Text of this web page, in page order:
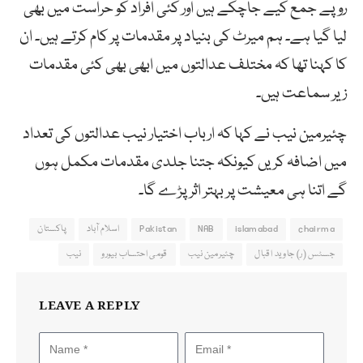
روپے جمع کیے جاچکے ہیں اور کئی افراد کو حراست میں بھی
لیا گیا ہے۔ ہم میرٹ کی بنیاد پر مقدمات پر کام کرتے ہیں۔ ان
کا کہنا تھا کہ مختلف عدالتوں میں ابھی بھی کئی مقدمات
زیر سماعت ہیں۔
چئیرمین نیب نے کہا کہ ارباب اختیار نیب عدالتوں کی تعداد
میں اضافہ کریں کیونکہ جتنا جلدی مقدمات مکمل ہوں
گے اتنا ہی معیشت پر بہتر اثر پڑے گا۔
chairma
islamabad
NAB
Pakistan اسلام آباد
پاکستان
جسٹس (ر) جاوید اقبال
چئیرمین نیب قومی احتساب بیورو نیب
LEAVE A REPLY